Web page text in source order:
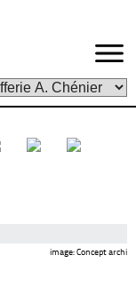
image: Concept archi